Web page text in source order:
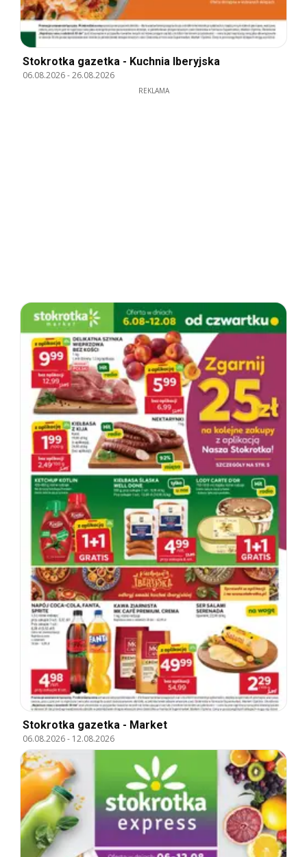
Stokrotka gazetka - Kuchnia Iberyjska
06.08.2026-26.08.2026
REKLAMA
Stokrotka gazetka - Market
06.08.2026- 12.08.2026